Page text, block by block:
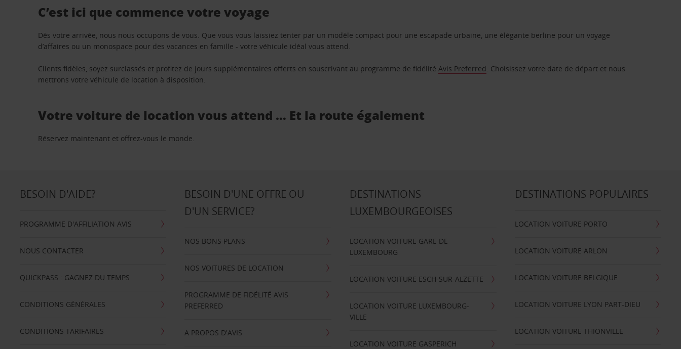
C’est ici que commence votre voyage
Dès votre arrivée, nous nous occupons de vous. Que vous vous laissiez tenter par un modèle compact pour une escapade urbaine, une élégante berline pour un voyage
d’affaires ou un monospace pour des vacances en famille - votre véhicule idéal vous attend.
Clients fidèles, soyez surclassés et profitez de jours supplémentaires offerts en souscrivant au programme de fidélitéAvis Preferred. Choisissez votre date de départ et nous
mettrons votre véhicule de location à disposition.
Votre voiture de location vous attend … Et la route également
Réservez maintenant et offrez-vous le monde.
BESOIN D'AIDE?
PROGRAMME D'AFFILIATION AVIS
NOUS CONTACTER
QUICKPASS : GAGNEZ DU TEMPS
CONDITIONS GÉNÉRALES
CONDITIONS TARIFAIRES
BESOIN D'UNE OFFRE OU
D'UN SERVICE?
NOS BONS PLANS
NOS VOITURES DE LOCATION
PROGRAMME DE FIDÉLITÉ AVIS
PREFERRED
A PROPOS D'AVIS
DESTINATIONS
LUXEMBOURGEOISES
LOCATION VOITURE GARE DE
LUXEMBOURG
LOCATION VOITURE ESCH-SUR-ALZETTE
LOCATION VOITURE LUXEMBOURG-
VILLE
LOCATION VOITURE GASPERICH
DESTINATIONS POPULAIRES
LOCATION VOITURE PORTO
LOCATION VOITURE ARLON
LOCATION VOITURE BELGIQUE
LOCATION VOITURE LYON PART-DIEU
LOCATION VOITURE THIONVILLE